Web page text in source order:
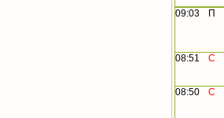
09:03
П
08:51
С
08:50
С